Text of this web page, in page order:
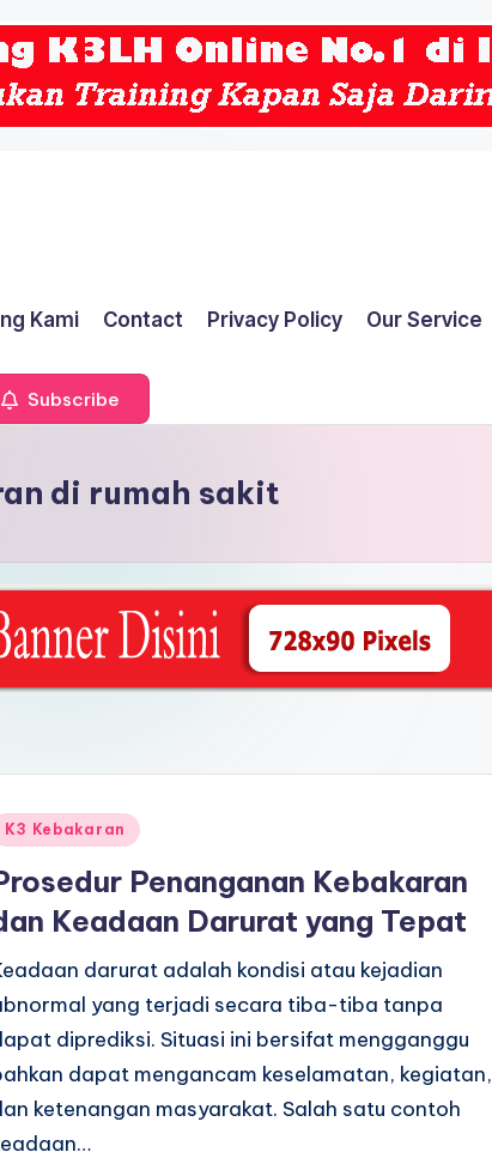
Kami Contact Privacy Policy Our Service
Subscribe
di rumah sakit
K3 Kebakaran
Penanganan Kebakaran
Keadaan Darurat yang Tepat
darurat adalah kondisi atau kejadian
yang terjadi secara tiba-tiba tanpa
diprediksi. Situasi ini bersifat mengganggu
dapat mengancam keselamatan, kegiatan,
ketenangan masyarakat. Salah satu contoh